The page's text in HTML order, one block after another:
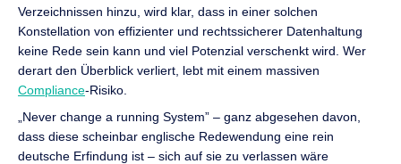
Verzeichnissen hinzu, wird klar, dass in einer solchen
Konstellation von effizienter und rechtssicherer Datenhaltung
keine Rede sein kann und viel Potenzial verschenkt wird. Wer
derart den Überblick verliert, lebt mit einem massiven
Compliance-Risiko.
„Never change a running System” – ganz abgesehen davon,
dass diese scheinbar englische Redewendung eine rein
deutsche Erfindung ist – sich auf sie zu verlassen wäre